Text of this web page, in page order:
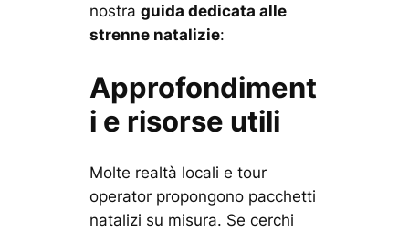
nostra guida dedicata alle
strenne natalizie:
Approfondiment
i e risorse utili
Molte realtà locali e tour
operator propongono pacchetti
natalizi su misura. Se cerchi